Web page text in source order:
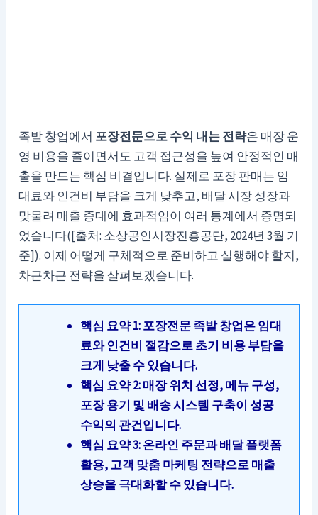
족발 창업에서 포장전문으로 수익 내는 전략은 매장 운
영 비용을 줄이면서도 고객 접근성을 높여 안정적인 매
출을 만드는 핵심 비결입니다. 실제로 포장 판매는 임
대료와 인건비 부담을 크게 낮추고, 배달 시장 성장과
맞물려 매출 증대에 효과적임이 여러 통계에서 증명되
었습니다([출처: 소상공인시장진흥공단, 2024년 3월 기
준]). 이제 어떻게 구체적으로 준비하고 실행해야 할지,
차근차근 전략을 살펴보겠습니다.
핵심 요약 1: 포장전문 족발 창업은 임대
료와 인건비 절감으로 초기 비용 부담을
크게 낮출 수 있습니다.
핵심 요약 2: 매장 위치 선정, 메뉴 구성,
포장 용기 및 배송 시스템 구축이 성공
수익의 관건입니다.
핵심 요약 3: 온라인 주문과 배달 플랫폼
활용, 고객 맞춤 마케팅 전략으로 매출
상승을 극대화할 수 있습니다.